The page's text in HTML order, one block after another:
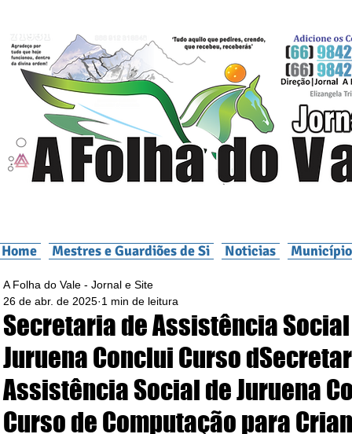
Home Mestres e Guardiões de Si Noticias
Secretaria de Assistência
Juruena Conclui Curso
Assistência Social de Juruena
Curso de Computação para
A Folha do Vale - Jornal e Site
26 de abr. de 2025 1 min de leitura